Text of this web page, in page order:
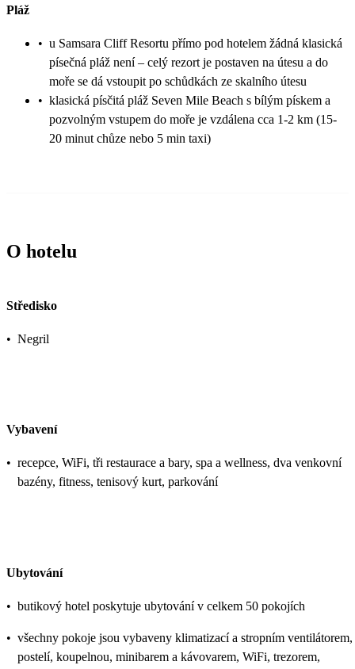
Pláž
• u Samsara Cliff Resortu přímo pod hotelem žádná klasická
písečná pláž není – celý rezort je postaven na útesu a do
moře se dá vstoupit po schůdkách ze skalního útesu
• klasická písčitá pláž Seven Mile Beach s bílým pískem a
pozvolným vstupem do moře je vzdálena cca 1-2 km (15-
20 minut chůze nebo 5 min taxi)
O hotelu
Středisko
• Negril
Vybavení
• recepce, WiFi, tři restaurace a bary, spa a wellness, dva venkovní
bazény, fitness, tenisový kurt, parkování
Ubytování
• butikový hotel poskytuje ubytování v celkem 50 pokojích
• všechny pokoje jsou vybaveny klimatizací a stropním ventilátorem,
postelí, koupelnou, minibarem a kávovarem, WiFi, trezorem,